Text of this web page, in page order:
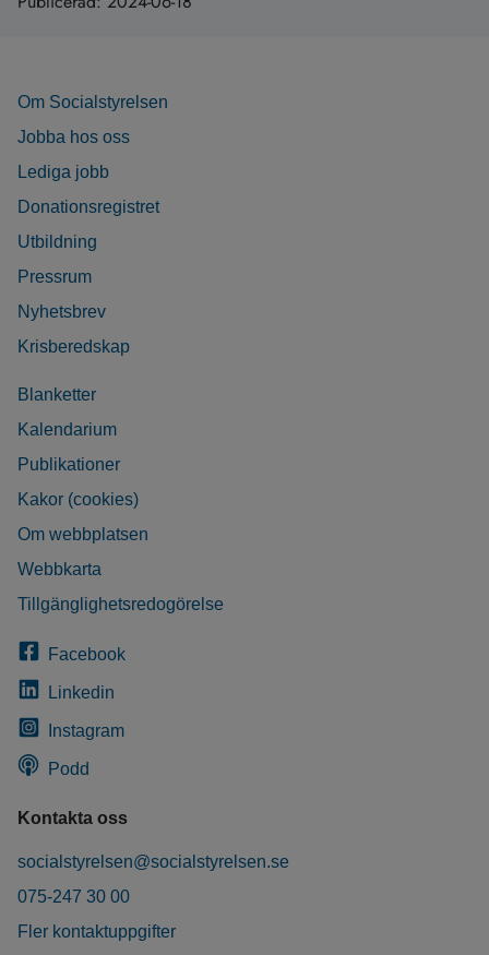
Om Socialstyrelsen
Jobba hos oss
Lediga jobb
Donationsregistret
Utbildning
Pressrum
Nyhetsbrev
Krisberedskap
Blanketter
Kalendarium
Publikationer
Kakor (cookies)
Om webbplatsen
Webbkarta
Tillgänglighetsredogörelse
Facebook
Linkedin
Instagram
Podd
Kontakta oss
socialstyrelsen@socialstyrelsen.se
075-247 30 00
Fler kontaktuppgifter